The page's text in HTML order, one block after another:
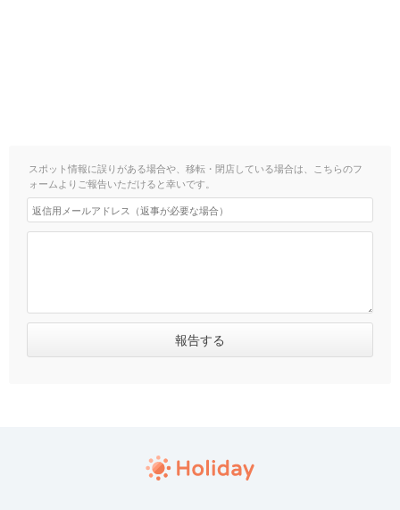
スポット情報に誤りがある場合や、移転・閉店している場合は、こちらのフ
ォームよりご報告いただけると幸いです。